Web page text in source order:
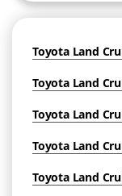
Toyota Land
Toyota Land
Toyota Land
Toyota Land
Toyota Land